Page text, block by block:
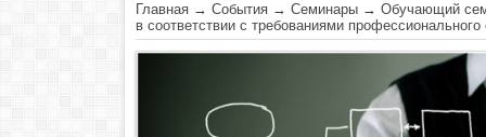
Главная → События → Семинары → Обучающий
в соответствии с требованиями профессионального